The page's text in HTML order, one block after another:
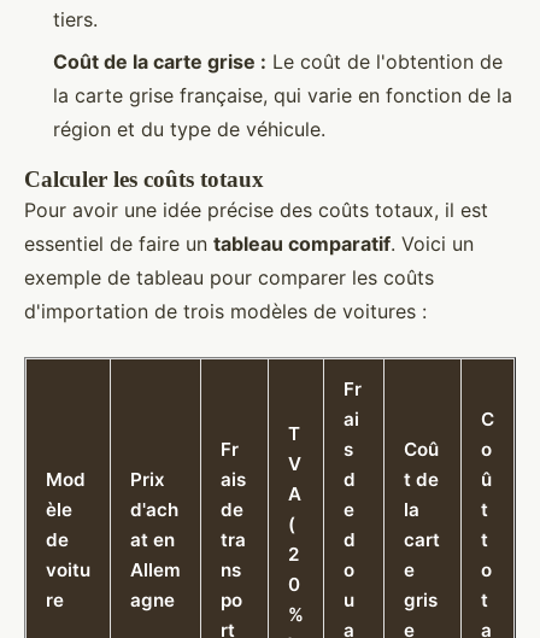
tiers.
Coût de la carte grise : Le coût de l'obtention de
la carte grise française, qui varie en fonction de la
région et du type de véhicule.
Calculer les coûts totaux
Pour avoir une idée précise des coûts totaux, il est
essentiel de faire un tableau comparatif. Voici un
exemple de tableau pour comparer les coûts
d'importation de trois modèles de voitures :
Mod
èle
de
voitu
re
Prix
d'ach
at en
Allem
agne
Fr
ais
de
tra
ns
po
rt
T
V
A
(
2
0
%
Fr
ai
s
d
e
d
o
u
a
Coû
t de
la
cart
e
gris
e
C
o
û
t
t
o
t
a